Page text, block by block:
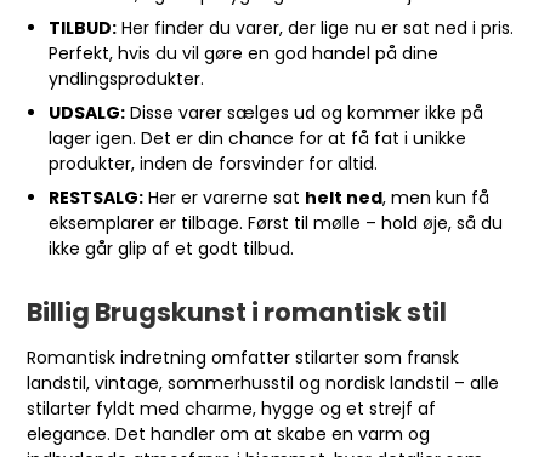
TILBUD:Her finder du varer, der lige nu er sat ned i pris.
Perfekt, hvis du vil gøre en god handel på dine
yndlingsprodukter.
UDSALG:Disse varer sælges ud og kommer ikke på
lager igen. Det er din chance for at få fat i unikke
produkter, inden de forsvinder for altid.
RESTSALG:Her er varerne sat helt ned, men kun få
eksemplarer er tilbage. Først til mølle – hold øje, så du
ikke går glip af et godt tilbud.
Billig Brugskunst i romantisk stil
Romantisk indretning omfatter stilarter som fransk
landstil, vintage, sommerhusstil og nordisk landstil – alle
stilarter fyldt med charme, hygge og et strejf af
elegance. Det handler om at skabe en varm og